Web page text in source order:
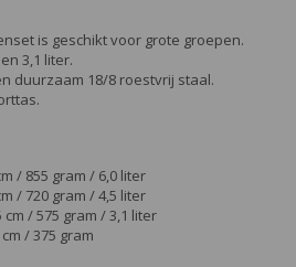
is geschikt voor grote groepen.
3,1 liter.
duurzaam 18/8 roestvrij staal.
/ 855 gram / 6,0 liter
/ 720 gram / 4,5 liter
cm / 575 gram / 3,1 liter
/ 375 gram